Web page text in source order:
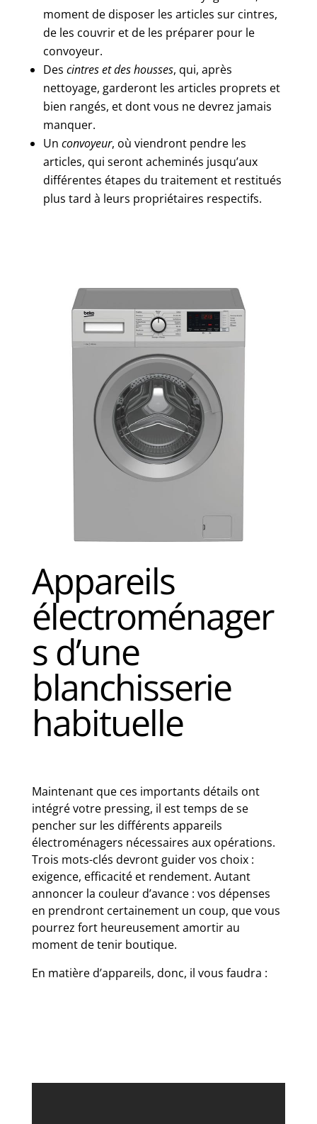
moment de disposer les articles sur cintres,
de les couvrir et de les préparer pour le
convoyeur.
Des cintres et des housses, qui, après
nettoyage, garderont les articles proprets et
bien rangés, et dont vous ne devrez jamais
manquer.
Un convoyeur, où viendront pendre les
articles, qui seront acheminés jusqu’aux
différentes étapes du traitement et restitués
plus tard à leurs propriétaires respectifs.
Appareils
électroménager
s d’une
blanchisserie
habituelle
Maintenant que ces importants détails ont
intégré votre pressing, il est temps de se
pencher sur les différents appareils
électroménagers nécessaires aux opérations.
Trois mots-clés devront guider vos choix :
exigence, efficacité et rendement. Autant
annoncer la couleur d’avance : vos dépenses
en prendront certainement un coup, que vous
pourrez fort heureusement amortir au
moment de tenir boutique.
En matière d’appareils, donc, il vous faudra :